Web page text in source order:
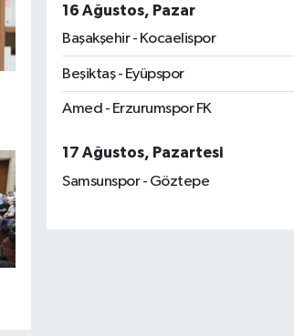
16 Ağustos, Pazar
Başakşehir - Kocaelispor
Beşiktaş - Eyüpspor
Amed - Erzurumspor FK
17 Ağustos, Pazartesi
Samsunspor - Göztepe